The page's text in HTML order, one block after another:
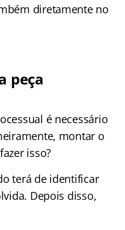
diretamente no
peça
é necessário
montar o
isso?
terá de identificar
Depois disso,